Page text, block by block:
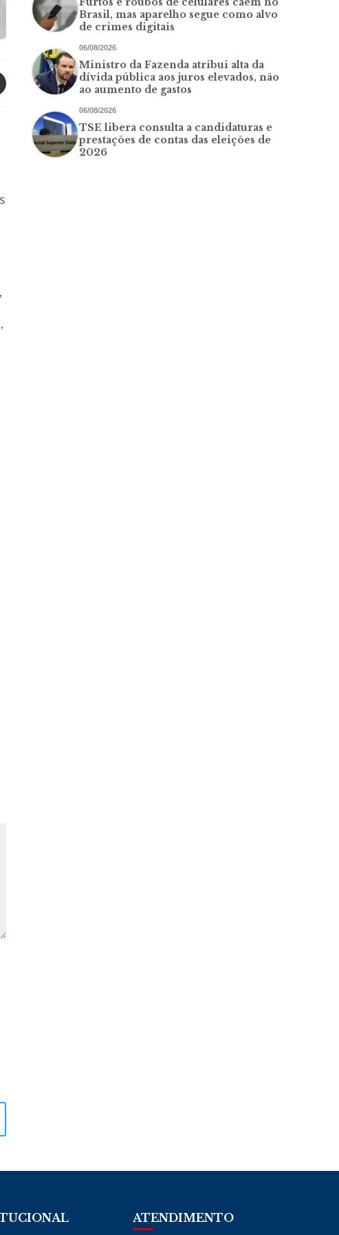
Brasil, mas aparelho segue como alvo
de crimes digitais
06/08/2026
Ministro da Fazenda atribui alta da
dívida pública aos juros elevados, não
ao aumento de gastos
06/08/2026
TSE libera consulta a candidaturas e
prestações de contas das eleições de
2026
ATENDIMENTO